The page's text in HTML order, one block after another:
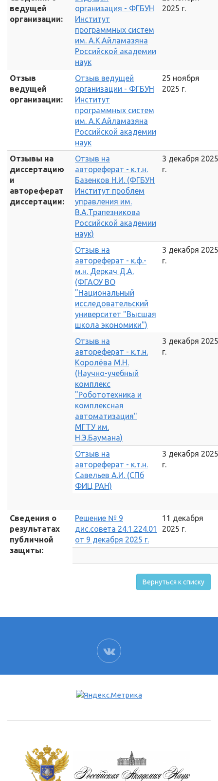
ведущей
организации:
организация - ФГБУН
Институт
программных систем
им. А.К.Айламазяна
Российской академии
наук
2025 г.
Отзыв
ведущей
организации:
Отзыв ведущей
организации - ФГБУН
Институт
программных систем
им. А.К.Айламазяна
Российской академии
наук
25 ноября
2025 г.
Отзывы на
диссертацию
и
автореферат
диссертации:
Отзыв на
автореферат - к.т.н.
Базенков Н.И. (ФГБУН
Институт проблем
управления им.
В.А.Трапезникова
Российской академии
наук)
3 декабря 2025
г.
Отзыв на
автореферат - к.ф.-
м.н. Деркач Д.А.
(ФГАОУ ВО
"Национальный
исследовательский
университет "Высшая
школа экономики")
3 декабря 2025
г.
Отзыв на
автореферат - к.т.н.
Королёва М.Н.
(Научно-учебный
комплекс
"Робототехника и
комплексная
автоматизация"
МГТУ им.
Н.Э.Баумана)
3 декабря 2025
г.
Отзыв на
автореферат - к.т.н.
Савельев А.И. (СПб
ФИЦ РАН)
3 декабря 2025
г.
Сведения о
результатах
публичной
защиты:
Решение № 9
дис.совета 24.1.224.01
от 9 декабря 2025 г.
11 декабря
2025 г.
Вернуться к списку
ВК